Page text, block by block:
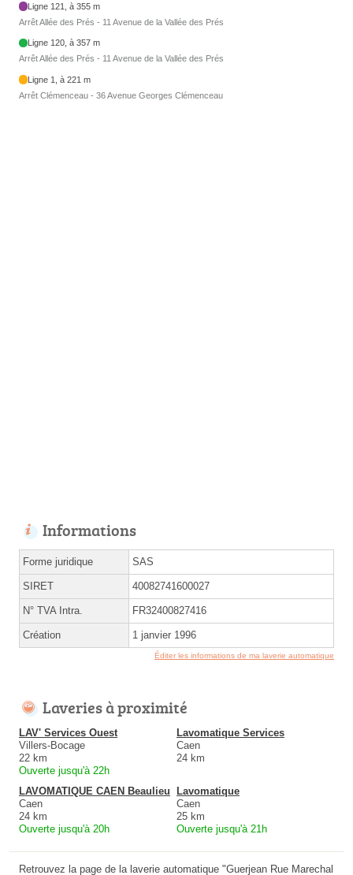
Ligne 121, à 355 m
Arrêt Allée des Prés - 11 Avenue de la Vallée des Prés
Ligne 120, à 357 m
Arrêt Allée des Prés - 11 Avenue de la Vallée des Prés
Ligne 1, à 221 m
Arrêt Clémenceau - 36 Avenue Georges Clémenceau
Informations
Forme juridique SAS
SIRET 40082741600027
N° TVA Intra. FR32400827416
Création 1 janvier 1996
Éditer les informations de ma laverie automatique
Laveries à proximité
LAV' Services Ouest
Villers-Bocage
22 km
Ouverte jusqu'à 22h
Lavomatique Services
Caen
24 km
LAVOMATIQUE CAEN Beaulieu
Caen
24 km
Ouverte jusqu'à 20h
Lavomatique
Caen
25 km
Ouverte jusqu'à 21h
Retrouvez la page de la laverie automatique "Guerjean Rue Marechal